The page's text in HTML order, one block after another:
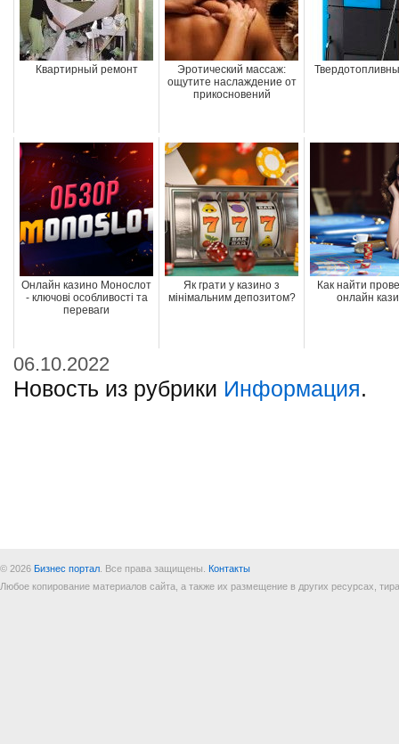
Квартирный ремонт
Эротический массаж:
ощутите наслаждение от
прикосновений
Онлайн казино Монослот
- ключові особливості та
переваги
Як грати у казино з
мінімальним депозитом?
Как найти
онлайн
06.10.2022
Новость из рубрики Информация.
© 2026 Бизнес портал . Все права защищены. Контакты
Любое копирование материалов сайта, а также их размещение в других ресурсах,